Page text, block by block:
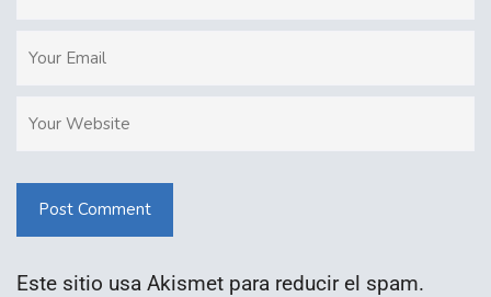
Post Comment
Este sitio usa Akismet para reducir el spam.